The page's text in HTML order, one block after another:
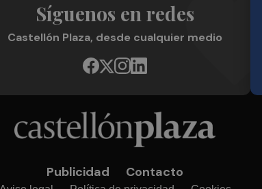
Síguenos en redes
Castellón Plaza, desde cualquier medio
Publicidad Contacto